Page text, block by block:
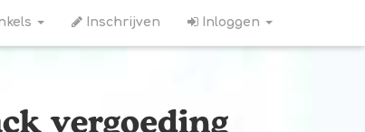
Inschrijven Inloggen